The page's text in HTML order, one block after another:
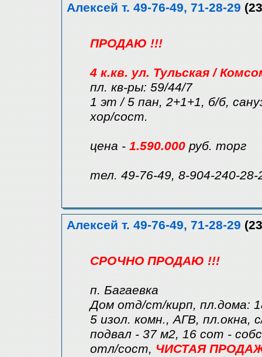
Алексей т. 49-76-49, 71-28-29
ПРОДАЮ !!!
4 к.кв. ул. Тульская /
пл. кв-ры: 59/44/7
1 эт / 5 пан, 2+1+1, б/б,
хор/сост.
цена - 1.590.000 руб. торг
тел. 49-76-49, 8-904-240-28-
Алексей т. 49-76-49, 71-28-29
СРОЧНО ПРОДАЮ !!!
п. Багаевка
Дом отд/ст/кирп, пл.дома:
5 изол. комн., АГВ, пл.окна,
подвал - 37 м2, 16 сот -
отл/сост, ЧИСТАЯ